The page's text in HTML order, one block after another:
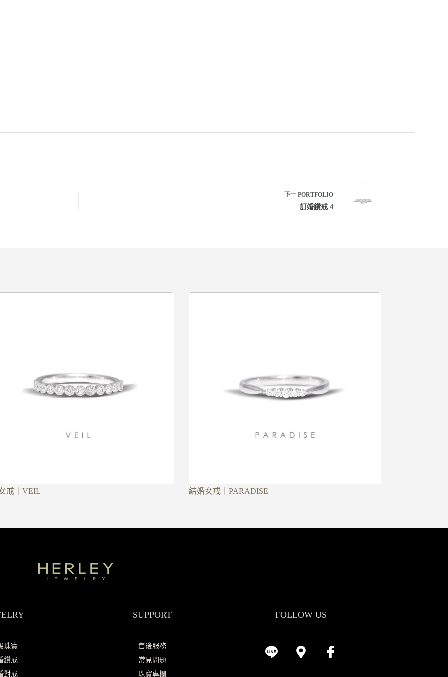
下一 PORTFOLIO
訂婚鑽戒 4
戒｜VEIL 結婚女戒｜PARADISE
珠寶
鑽戒
對戒
SUPPORT
售後服務
常見問題
珠寶專欄
FOLLOW US